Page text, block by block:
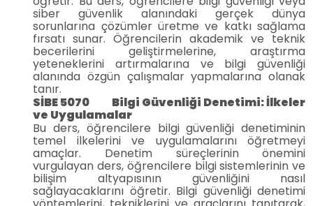
siber güvenlik alanındaki gerçek dünya
sorunlarına çözümler üretme ve katkı sağlama
fırsatı sunar. Öğrencilerin akademik ve teknik
becerilerini geliştirmelerine, araştırma
yeteneklerini artırmalarına ve bilgi güvenliği
alanında özgün çalışmalar yapmalarına olanak
tanır.
SİBE 5070 Bilgi Güvenliği Denetimi: İlkeler
ve Uygulamalar
Bu ders, öğrencilere bilgi güvenliği denetiminin
temel ilkelerini ve uygulamalarını öğretmeyi
amaçlar. Denetim süreçlerinin önemini
vurgulayan ders, öğrencilere bilgi sistemlerinin ve
bilişim altyapısının güvenliğini nasıl
sağlayacaklarını öğretir. Bilgi güvenliği denetimi